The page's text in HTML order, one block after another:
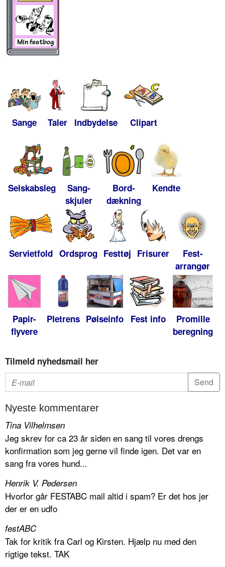
Sange Taler Indbydelse Clipart
Selskabsleg
Sang-
skjuler
Bord-
dækning
Kendte
Servietfold Ordsprog Festtøj Frisurer
Fest-
arrangør
Papir-
flyvere
Pletrens Pølseinfo Fest info
Promille
beregning
Tilmeld nyhedsmail her
Nyeste kommentarer
Tina Vilhelmsen
Jeg skrev for ca 23 år siden en sang til vores drengs
konfirmation som jeg gerne vil finde igen. Det var en
sang fra vores hund...
Henrik V. Pedersen
Hvorfor går FESTABC mail altid i spam? Er det hos jer
der er en udfo
festABC
Tak for kritik fra Carl og Kirsten. Hjælp nu med den
rigtige tekst. TAK